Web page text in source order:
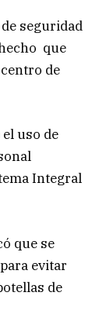
seguridad
que
de
uso de
Integral
que se
evitar
de